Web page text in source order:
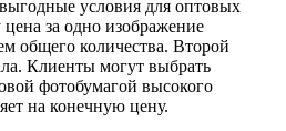
условия для оптовых
цена за одно изображение
общего количества. Второй
Клиенты могут выбрать
фотобумагой высокого
на конечную цену.